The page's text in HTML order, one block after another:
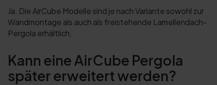
Ja. Die AirCube Modelle sind je nach Variante sowohl zur
Wandmontage als auch als freistehende Lamellendach-
Pergola erhältlich.
Kann eine AirCube Pergola
später erweitert werden?